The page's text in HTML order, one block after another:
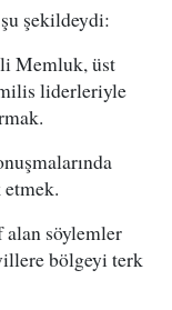
şekildeydi:
Memluk, üst
liderleriyle
alan söylemler
bölgeyi terk